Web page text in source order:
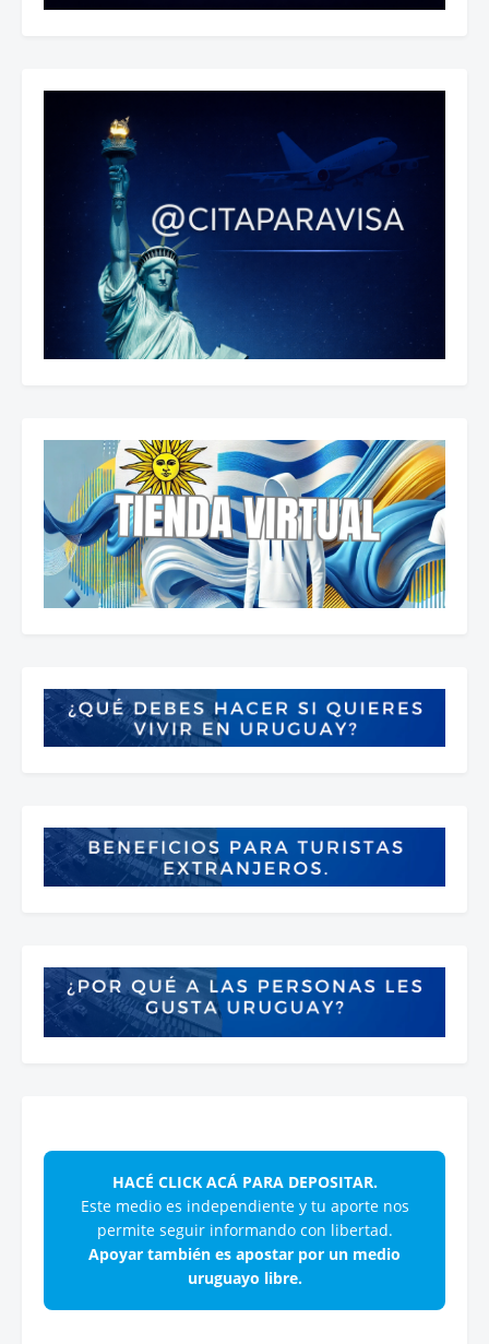
HACÉ CLICK ACÁ PARA DEPOSITAR.
Este medio es independiente y tu aporte nos
permite seguir informando con libertad.
Apoyar también es apostar por un medio
uruguayo libre.